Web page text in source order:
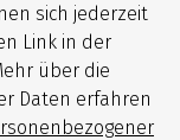
sich jederzeit
Link in der
über die
Daten erfahren